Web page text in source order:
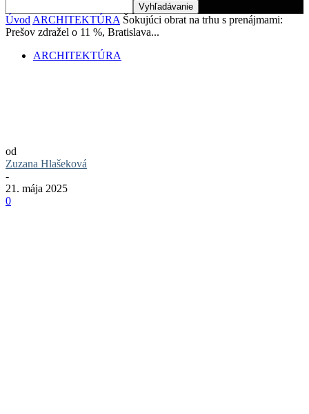
Úvod ARCHITEKTÚRA Šokujúci obrat na trhu s prenájmami:
Prešov zdražel o 11 %, Bratislava...
ARCHITEKTÚRA
od
Zuzana Hlašeková
-
21. mája 2025
0